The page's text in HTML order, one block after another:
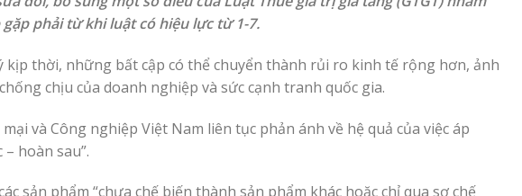
phải từ khi luật có hiệu lực từ 1-7.
thời, những bất cập có thể chuyển thành rủi ro kinh tế rộng hơn, ảnh
chịu của doanh nghiệp và sức cạnh tranh quốc gia.
và Công nghiệp Việt Nam liên tục phản ánh về hệ quả của việc áp
hoàn sau”.
sản phẩm “chưa chế biến thành sản phẩm khác hoặc chỉ qua sơ chế